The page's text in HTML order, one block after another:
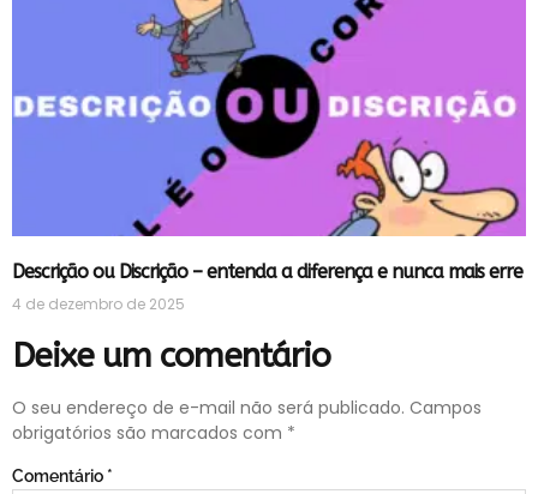
Descrição ou Discrição – entenda a diferença e nunca mais erre
4 de dezembro de 2025
Deixe um comentário
O seu endereço de e-mail não será publicado. Campos
obrigatórios são marcados com *
Comentário *